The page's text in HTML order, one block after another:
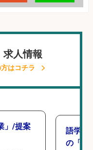
求人情報
はコチラ
」/提案
語学力
の「海